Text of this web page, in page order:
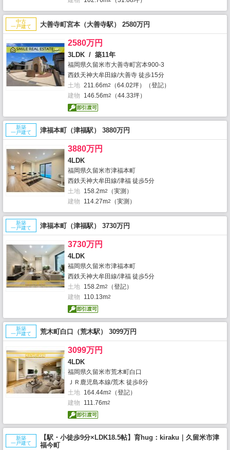
中古
一戸建て
大善寺町宮本（大善寺駅） 2580万円
2580万円
3LDK / 築11年
福岡県久留米市大善寺町宮本900-3
西鉄天神大牟田線/大善寺 徒歩15分
土地 211.66m2
（64.02坪）（登記）
建物
146.56m2 （44.33坪）
新築
一戸建て
津福本町（津福駅） 3880万円
3880万円
4LDK
福岡県久留米市津福本町
西鉄天神大牟田線/津福 徒歩5分
土地 158.2m2
（実測）
建物
114.27m2 （実測）
新築
一戸建て
津福本町（津福駅） 3730万円
3730万円
4LDK
福岡県久留米市津福本町
西鉄天神大牟田線/津福 徒歩5分
土地 158.2m2
（登記）
建物
110.13m2
新築
一戸建て
荒木町白口（荒木駅） 3099万円
3099万円
4LDK
福岡県久留米市荒木町白口
ＪＲ鹿児島本線/荒木 徒歩8分
土地 164.44m2
（登記）
建物
111.76m2
新築
一戸建て
【駅・小徒歩9分×LDK18.5帖】育hug：kiraku｜久留米市津
福今町